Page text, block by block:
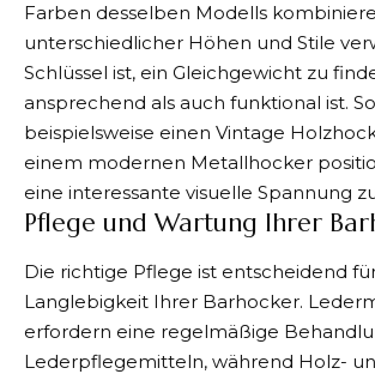
Farben desselben Modells
unterschiedlicher Höhen und Stile
Schlüssel ist, ein Gleichgewicht zu
ansprechend als auch funktional ist.
beispielsweise einen Vintage
einem modernen Metallhocker
eine interessante visuelle Spannung
Pflege und Wartung Ihrer
Die richtige Pflege ist entscheidend
Langlebigkeit Ihrer Barhocker.
erfordern eine regelmäßige
Lederpflegemitteln, während Holz-